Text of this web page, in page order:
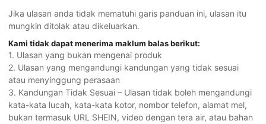
Jika ulasan anda tidak mematuhi garis panduan ini, ulasan itu
mungkin ditolak atau dikeluarkan.
Kami tidak dapat menerima maklum balas berikut:
1. Ulasan yang bukan mengenai produk
2. Ulasan yang mengandungi kandungan yang tidak sesuai
atau menyinggung perasaan
3. Kandungan Tidak Sesuai – Ulasan tidak boleh mengandungi
kata-kata lucah, kata-kata kotor, nombor telefon, alamat mel,
bukan termasuk URL SHEIN, video dengan tera air, atau bahan